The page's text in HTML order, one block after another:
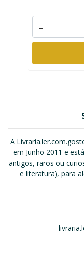
-
A
em Junho 2011 e
antigos, raros ou
e literatura), para